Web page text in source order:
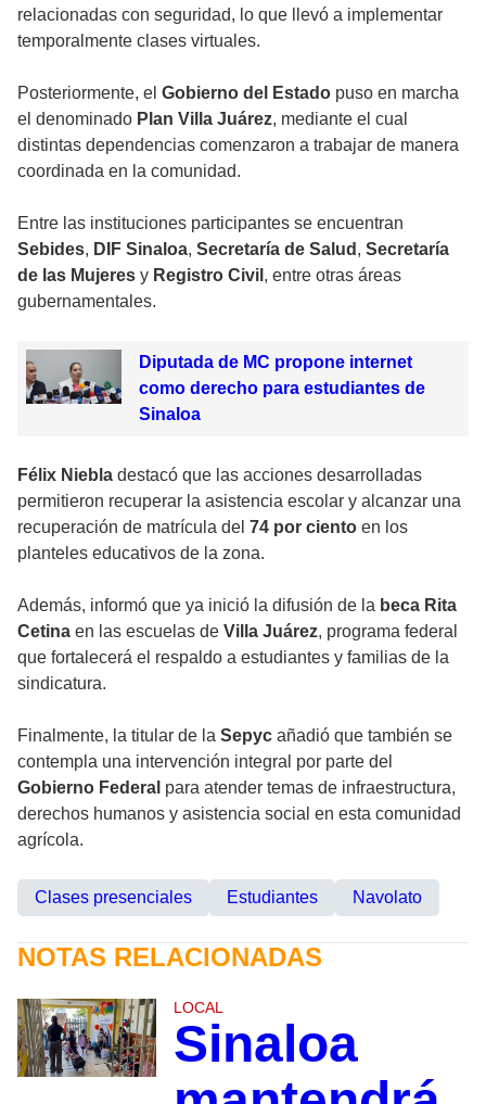
relacionadas con seguridad, lo que llevó a implementar
temporalmente clases virtuales.
Posteriormente, el Gobierno del Estado puso en marcha
el denominado Plan Villa Juárez, mediante el cual
distintas dependencias comenzaron a trabajar de manera
coordinada en la comunidad.
Entre las instituciones participantes se encuentran
Sebides, DIF Sinaloa, Secretaría de Salud , Secretaría
de las Mujeres y Registro Civil , entre otras áreas
gubernamentales.
Diputada de MC propone internet
como derecho para estudiantes de
Sinaloa
Félix Niebla destacó que las acciones desarrolladas
permitieron recuperar la asistencia escolar y alcanzar una
recuperación de matrícula del 74 por ciento en los
planteles educativos de la zona.
Además, informó que ya inició la difusión de la beca Rita
Cetina en las escuelas de Villa Juárez, programa federal
que fortalecerá el respaldo a estudiantes y familias de la
sindicatura.
Finalmente, la titular de la Sepyc añadió que también se
contempla una intervención integral por parte del
Gobierno Federal para atender temas de infraestructura,
derechos humanos y asistencia social en esta comunidad
agrícola.
Clases presenciales Estudiantes Navolato
NOTAS RELACIONADAS
LOCAL
Sinaloa